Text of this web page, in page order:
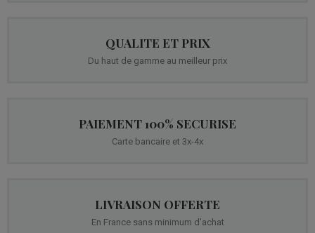
QUALITE ET PRIX
Du haut de gamme au meilleur prix
PAIEMENT 100% SECURISE
Carte bancaire et 3x-4x
LIVRAISON OFFERTE
En France sans minimum d'achat